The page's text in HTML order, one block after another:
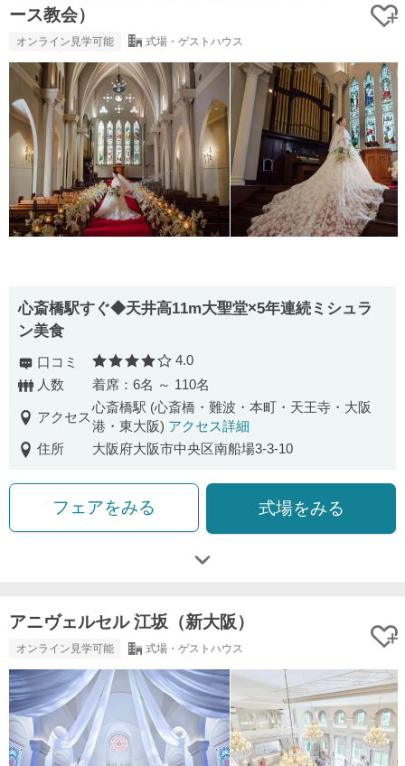
ース教会）
オンライン見学可能 式場・ゲストハウス
心斎橋駅すぐ◆天井高11m大聖堂×5年連続ミシュラ
ン美食
口コミ 口コミ評価
4.0
人数
着席：6名 ～ 110名
アクセス
心斎橋駅 (心斎橋・難波・本町・天王寺・大阪
港・東大阪) アクセス詳細
住所
大阪府大阪市中央区南船場3-3-10
フェアをみる 式場をみる
アニヴェルセル 江坂（新大阪）
オンライン見学可能 式場・ゲストハウス